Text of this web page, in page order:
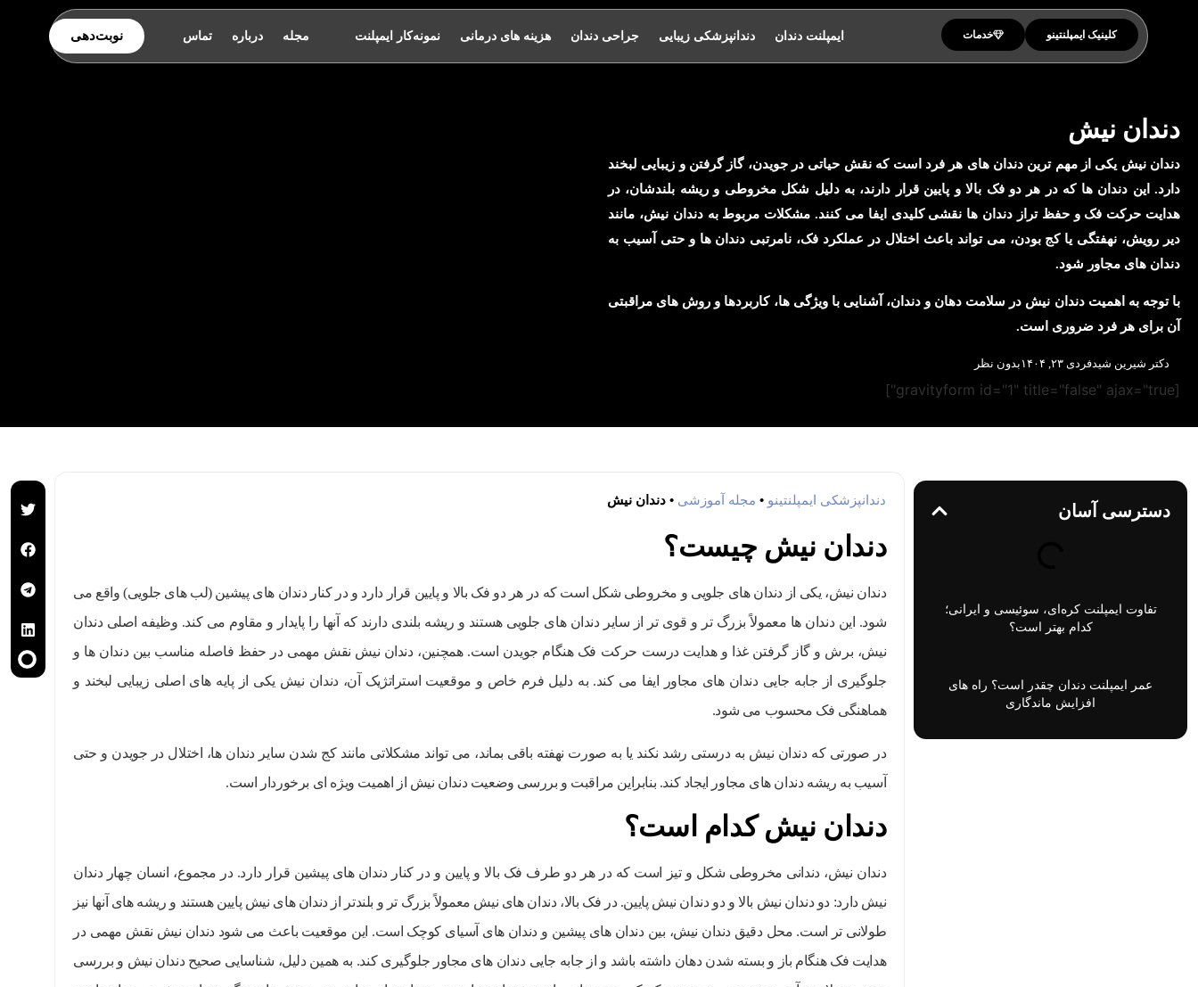
کلینیک ایمپلنتینو خدمات ایمپلنت دندان دندانپزشکی زیبایی جراحی دندان هزینه های درمانی نمونه‌کار ایمپلنت مجله درباره تماس نوبت‌دهی
دندان نیش
دندان نیش یکی از مهم ترین دندان های هر فرد است که نقش حیاتی در جویدن، گاز گرفتن و زیبایی لبخند
دارد. این دندان ها که در هر دو فک بالا و پایین قرار دارند، به دلیل شکل مخروطی و ریشه بلندشان، در
هدایت حرکت فک و حفظ تراز دندان ها نقشی کلیدی ایفا می کنند. مشکلات مربوط به دندان نیش، مانند
دیر رویش، نهفتگی یا کج بودن، می تواند باعث اختلال در عملکرد فک، نامرتبی دندان ها و حتی آسیب به
دندان های مجاور شود.
با توجه به اهمیت دندان نیش در سلامت دهان و دندان، آشنایی با ویژگی ها، کاربردها و روش های مراقبتی
آن برای هر فرد ضروری است.
دکتر شیرین شیدفر دی ۲۳, ۱۴۰۴ بدون نظر
[gravityform id="1" title="false" ajax="true"]
دسترسی آسان
تفاوت ایمپلنت کره‌ای، سوئیسی و ایرانی؛
کدام بهتر است؟
عمر ایمپلنت دندان چقدر است؟ راه‌ های
افزایش ماندگاری
دندانپزشکی ایمپلنتینو • مجله آموزشی • دندان نیش
دندان نیش چیست؟
دندان نیش، یکی از دندان های جلویی و مخروطی شکل است که در هر دو فک بالا و پایین قرار دارد و در کنار دندان های پیشین (لب های جلویی) واقع می
شود. این دندان ها معمولاً بزرگ تر و قوی تر از سایر دندان های جلویی هستند و ریشه بلندی دارند که آنها را پایدار و مقاوم می کند. وظیفه اصلی دندان
نیش، برش و گاز گرفتن غذا و هدایت درست حرکت فک هنگام جویدن است. همچنین، دندان نیش نقش مهمی در حفظ فاصله مناسب بین دندان ها و
جلوگیری از جابه جایی دندان های مجاور ایفا می کند. به دلیل فرم خاص و موقعیت استراتژیک آن، دندان نیش یکی از پایه های اصلی زیبایی لبخند و
هماهنگی فک محسوب می شود.
در صورتی که دندان نیش به درستی رشد نکند یا به صورت نهفته باقی بماند، می تواند مشکلاتی مانند کج شدن سایر دندان ها، اختلال در جویدن و حتی
آسیب به ریشه دندان های مجاور ایجاد کند. بنابراین مراقبت و بررسی وضعیت دندان نیش از اهمیت ویژه ای برخوردار است.
دندان نیش کدام است؟
دندان نیش، دندانی مخروطی شکل و تیز است که در هر دو طرف فک بالا و پایین و در کنار دندان های پیشین قرار دارد. در مجموع، انسان چهار دندان
نیش دارد: دو دندان نیش بالا و دو دندان نیش پایین. در فک بالا، دندان های نیش معمولاً بزرگ تر و بلندتر از دندان های نیش پایین هستند و ریشه های آنها نیز
طولانی تر است. محل دقیق دندان نیش، بین دندان های پیشین و دندان های آسیای کوچک است. این موقعیت باعث می شود دندان نیش نقش مهمی در
هدایت فک هنگام باز و بسته شدن دهان داشته باشد و از جابه جایی دندان های مجاور جلوگیری کند. به همین دلیل، شناسایی صحیح دندان نیش و بررسی